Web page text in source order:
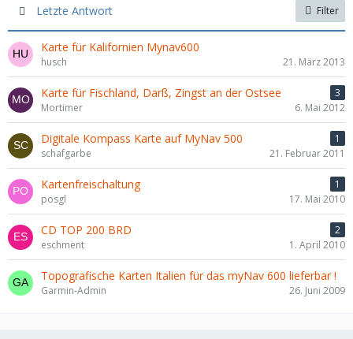
Letzte Antwort Filter
Karte für Kalifornien Mynav600
husch 21. März 2013
Karte für Fischland, Darß, Zingst an der Ostsee
3
Mortimer
6. Mai 2012
Digitale Kompass Karte auf MyNav 500
1
schafgarbe
21. Februar 2011
Kartenfreischaltung
1
posgl
17. Mai 2010
CD TOP 200 BRD
2
eschment
1. April 2010
Topografische Karten Italien für das myNav 600 lieferbar !
Garmin-Admin 26. Juni 2009